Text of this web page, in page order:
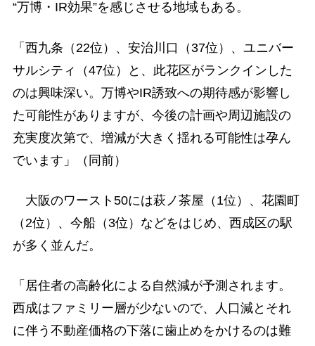
“万博・IR効果”を感じさせる地域もある。
「西九条（22位）、安治川口（37位）、ユニバー
サルシティ（47位）と、此花区がランクインした
のは興味深い。万博やIR誘致への期待感が影響し
た可能性がありますが、今後の計画や周辺施設の
充実度次第で、増減が大きく揺れる可能性は孕ん
でいます」（同前）
大阪のワースト50には萩ノ茶屋（1位）、花園町
（2位）、今船（3位）などをはじめ、西成区の駅
が多く並んだ。
「居住者の高齢化による自然減が予測されます。
西成はファミリー層が少ないので、人口減とそれ
に伴う不動産価格の下落に歯止めをかけるのは難